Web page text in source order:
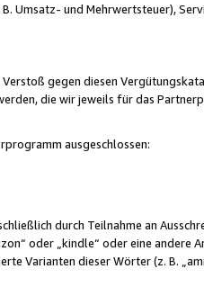
Umsatz- und Mehrwertsteuer),
gegen diesen
die wir jeweils für das
ausgeschlossen:
durch Teilnahme an
oder „kindle“ oder eine andere
Varianten dieser Wörter (z. B.